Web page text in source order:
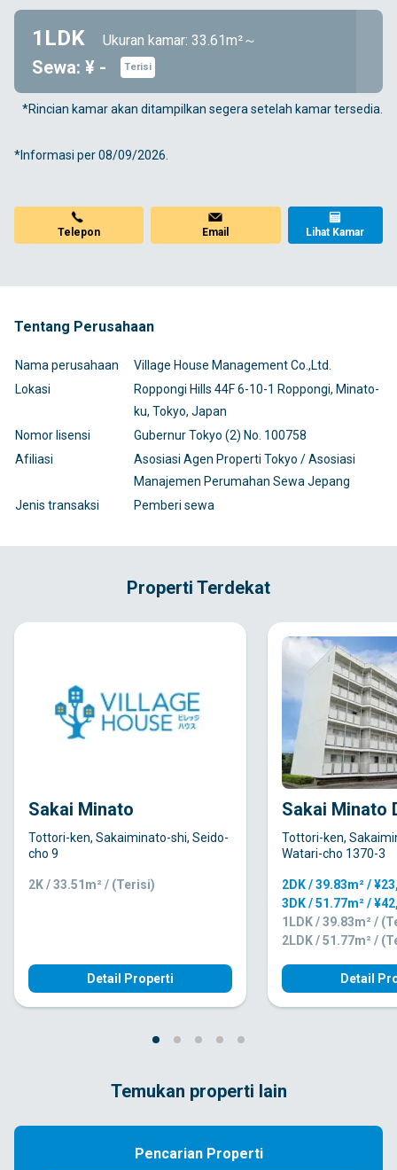
1LDK Ukuran kamar: 33.61m²～
Sewa: ¥ - Terisi
*Rincian kamar akan ditampilkan segera setelah kamar tersedia.
*Informasi per 08/09/2026.
Telepon Email Lihat Kamar
Tentang Perusahaan
Nama perusahaan
Village House Management Co.,Ltd.
Lokasi
Roppongi Hills 44F 6-10-1 Roppongi, Minato-
ku, Tokyo, Japan
Nomor lisensi
Gubernur Tokyo (2) No. 100758
Afiliasi
Asosiasi Agen Properti Tokyo / Asosiasi
Manajemen Perumahan Sewa Jepang
Jenis transaksi
Pemberi sewa
Properti Terdekat
Sakai Minato
Tottori-ken, Sakaiminato-shi, Seido-
cho 9
2K / 33.51m² / (Terisi)
Detail Properti
Sakai Minato
Tottori-ken,
Watari-cho 1370-3
2DK / 39.83m² /
3DK / 51.77m² /
1LDK / 39.83m² /
2LDK / 51.77m² /
Detail
Temukan properti lain
Pencarian Properti